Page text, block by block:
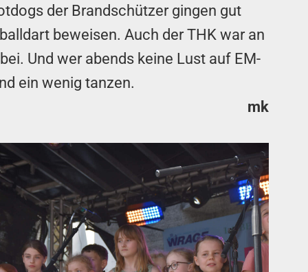
der Brandschützer gingen gut
beweisen. Auch der THK war an
Und wer abends keine Lust auf EM-
ein wenig tanzen.
mk